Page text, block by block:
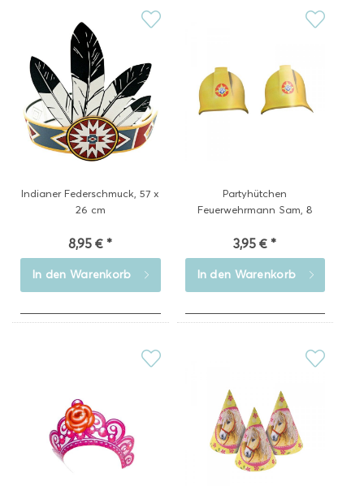
Indianer Federschmuck, 57 x
26 cm
8,95 € *
In den Warenkorb
Partyhütchen
Feuerwehrmann Sam, 8
3,95 € *
In den Warenkorb